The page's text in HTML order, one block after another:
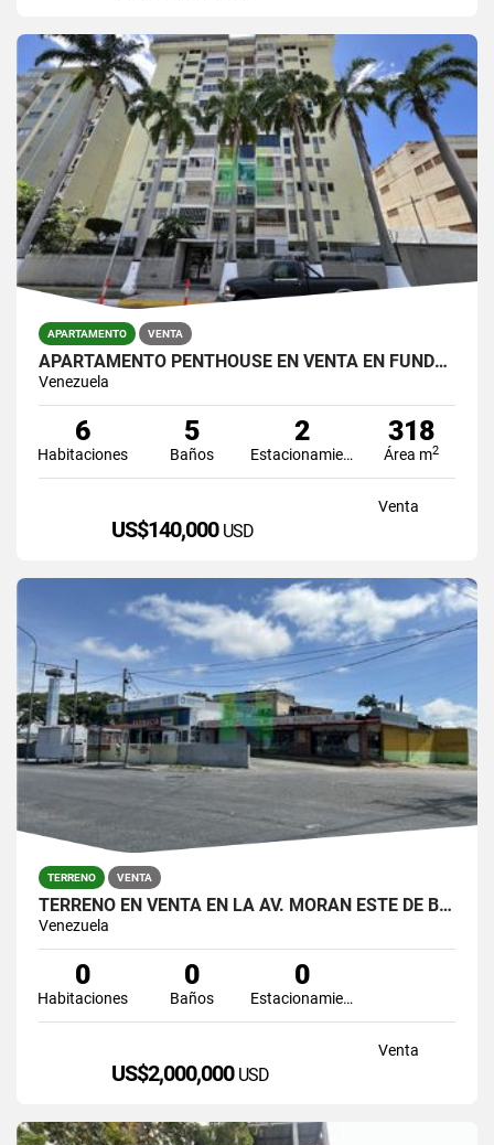
APARTAMENTO VENTA
APARTAMENTO PENTHOUSE EN VENTA EN FUNDALARA ZONA ESTE DE BARQUISIMETO
Venezuela
6
Habitaciones
5
Baños
2
Estacionamiento
318
Área m2
Venta
US$140,000 USD
TERRENO VENTA
TERRENO EN VENTA EN LA AV. MORAN ESTE DE BARQUISIMETO
Venezuela
0
Habitaciones
0
Baños
0
Estacionamiento
Venta
US$2,000,000 USD